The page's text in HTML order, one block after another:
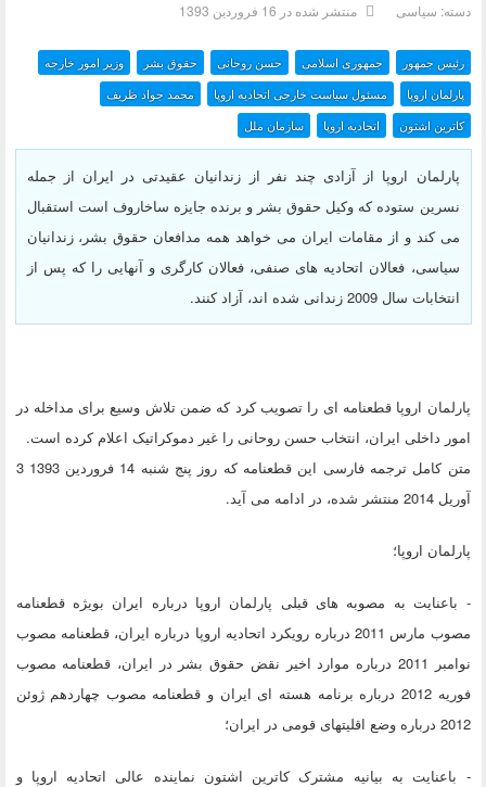
دسته: سیاسی منتشر شده در 16 فروردين 1393
رئیس جمهور جمهوری اسلامی حسن روحانی حقوق بشر وزیر امور خارجه
سازمان ملل اتحادیه اروپا کاترین اشتون
محمد جواد ظریف مسئول سیاست خارجی اتحادیه اروپا پارلمان اروپا
پارلمان اروپا از آزادی چند نفر از زندانیان عقیدتی در ایران از جمله
نسرین ستوده که وکیل حقوق بشر و برنده جایزه ساخاروف است استقبال
می کند و از مقامات ایران می خواهد همه مدافعان حقوق بشر، زندانیان
سیاسی، فعالان اتحادیه های صنفی، فعالان کارگری و آنهایی را که پس از
انتخابات سال 2009 زندانی شده اند، آزاد کنند.
پارلمان اروپا قطعنامه ای را تصویب کرد که ضمن تلاش وسیع برای مداخله در
امور داخلی ایران، انتخاب حسن روحانی را غیر دموکراتیک اعلام کرده است.
متن کامل ترجمه فارسی این قطعنامه که روز پنج شنبه 14 فروردین 1393 3
آوریل 2014 منتشر شده، در ادامه می آید.
پارلمان اروپا؛
- باعنایت به مصوبه های قبلی پارلمان اروپا درباره ایران بویژه قطعنامه
مصوب مارس 2011 درباره رویکرد اتحادیه اروپا درباره ایران، قطعنامه مصوب
نوامبر 2011 درباره موارد اخیر نقض حقوق بشر در ایران، قطعنامه مصوب
فوریه 2012 درباره برنامه هسته ای ایران و قطعنامه مصوب چهاردهم ژوئن
2012 درباره وضع اقلیتهای قومی در ایران؛
- باعنایت به بیانیه مشترک کاترین اشتون نماینده عالی اتحادیه اروپا و